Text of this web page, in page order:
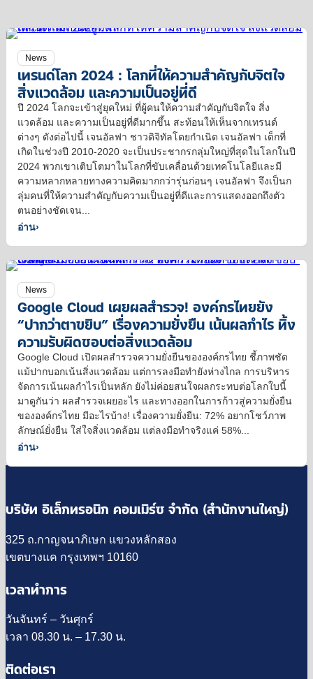
News
เทรนด์โลก 2024 : โลกที่ให้ความสำคัญกับจิตใจ
สิ่งแวดล้อม และความเป็นอยู่ที่ดี
ปี 2024 โลกจะเข้าสู่ยุคใหม่ ที่ผู้คนให้ความสำคัญกับจิตใจ สิ่ง
แวดล้อม และความเป็นอยู่ที่ดีมากขึ้น สะท้อนให้เห็นจากเทรนด์
ต่างๆ ดังต่อไปนี้ เจนอัลฟา ชาวดิจิทัลโดยกำเนิด เจนอัลฟา เด็กที่
เกิดในช่วงปี 2010-2020 จะเป็นประชากรกลุ่มใหญ่ที่สุดในโลกในปี
2024 พวกเขาเติบโตมาในโลกที่ขับเคลื่อนด้วยเทคโนโลยีและมี
ความหลากหลายทางความคิดมากกว่ารุ่นก่อนๆ เจนอัลฟา จึงเป็นก
ลุ่มคนที่ให้ความสำคัญกับความเป็นอยู่ที่ดีและการแสดงออกถึงตัว
ตนอย่างชัดเจน...
อ่าน›
News
Google Cloud เผยผลสำรวจ! องค์กรไทยยัง
“ปากว่าตาขยิบ” เรื่องความยั่งยืน เน้นผลกำไร ทิ้ง
ความรับผิดชอบต่อสิ่งแวดล้อม
Google Cloud เปิดผลสำรวจความยั่งยืนขององค์กรไทย ชี้ภาพชัด
แม้ปากบอกเน้นสิ่งแวดล้อม แต่การลงมือทำยังห่างไกล การบริหาร
จัดการเน้นผลกำไรเป็นหลัก ยังไม่ค่อยสนใจผลกระทบต่อโลกใบนี้
มาดูกันว่า ผลสำรวจเผยอะไร และทางออกในการก้าวสู่ความยั่งยืน
ขององค์กรไทย มีอะไรบ้าง! เรื่องความยั่งยืน: 72% อยากโชว์ภาพ
ลักษณ์ยั่งยืน ใส่ใจสิ่งแวดล้อม แต่ลงมือทำจริงแค่ 58%...
อ่าน›
บริษัท อิเล็กทรอนิก คอมเมิร์ซ จำกัด (สำนักงานใหญ่)
325 ถ.กาญจนาภิเษก แขวงหลักสอง
เขตบางแค กรุงเทพฯ 10160
เวลาทำการ
วันจันทร์ – วันศุกร์
เวลา 08.30 น. – 17.30 น.
ติดต่อเรา